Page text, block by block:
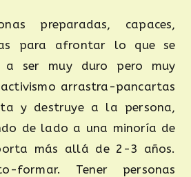
preparadas, capaces,
para afrontar lo que se
a ser muy duro pero muy
arrastra-pancartas
y destruye a la persona,
de lado a una minoría de
más allá de 2-3 años.
formar. Tener personas